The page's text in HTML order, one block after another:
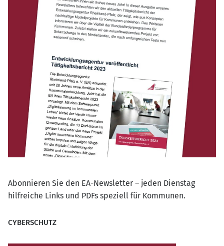
Abonnieren Sie den EA-Newsletter – jeden Dienstag
hilfreiche Links und PDFs speziell für Kommunen.
CYBERSCHUTZ